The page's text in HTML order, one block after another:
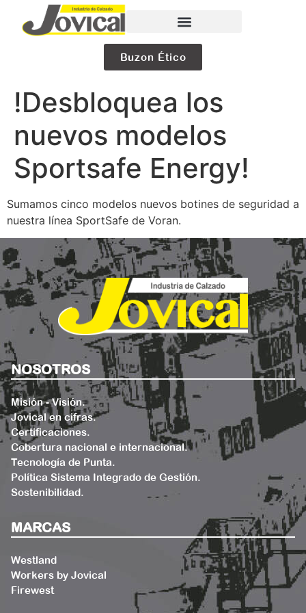
Buzon Ético
!Desbloquea los
nuevos modelos
Sportsafe Energy!
Sumamos cinco modelos nuevos botines de seguridad a
nuestra línea SportSafe de Voran.
NOSOTROS
Misión - Visión.
Jovical en cifras.
Certificaciones.
Cobertura nacional e internacional.
Tecnología de Punta.
Política Sistema Integrado de Gestión.
Sostenibilidad.
MARCAS
Westland
Workers by Jovical
Firewest